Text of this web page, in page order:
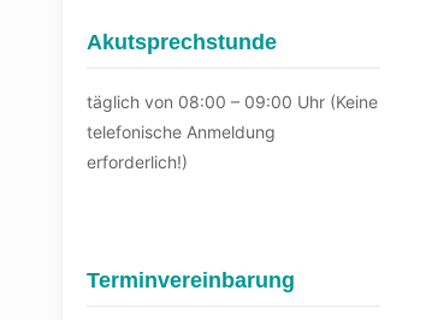
Akutsprechstunde
täglich von 08:00 – 09:00 Uhr (Keine
telefonische Anmeldung
erforderlich!)
Terminvereinbarung